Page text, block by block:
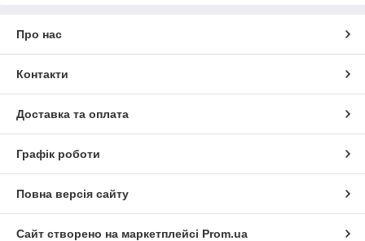
Про нас
Контакти
Доставка та оплата
Графік роботи
Повна версія сайту
Сайт створено на маркетплейсі Prom.ua